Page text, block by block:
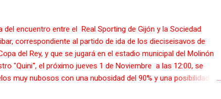
del encuentro entre el Real Sporting de Gijón y la Sociedad
correspondiente al partido de ida de los dieciseisavos de
del Rey, y que se jugará en el estadio municipal del Molinón
"Quini", el próximo jueves 1 de Noviembre a las 12:00, se
muy nubosos con una nubosidad del 90% y una posibilidad de